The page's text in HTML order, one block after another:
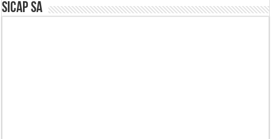
SICAP SA